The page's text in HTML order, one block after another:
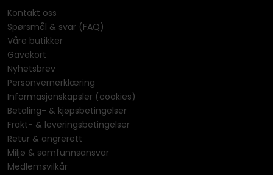
Kontakt oss
Spørsmål & svar (FAQ)
Våre butikker
Gavekort
Nyhetsbrev
Personvernerklæring
Informasjonskapsler (cookies)
Betaling- & kjøpsbetingelser
Frakt- & leveringsbetingelser
Retur & angrerett
Miljø & samfunnsansvar
Medlemsvilkår